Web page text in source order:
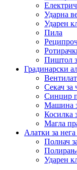
Ударна
Ударен
Пила
Пиштол
Градинарски
Секач за
Синџир
Машина
Косилка
Магла
Алатки за
Полнач
Ударен